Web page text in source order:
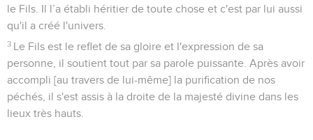
le Fils. Il l’a établi héritier de toute chose et c'est par lui aussi
qu'il a créé l'univers.
3 Le Fils est le reflet de sa gloire et l'expression de sa
personne, il soutient tout par sa parole puissante. Après avoir
accompli [au travers de lui-même] la purification de nos
péchés, il s'est assis à la droite de la majesté divine dans les
lieux très hauts.